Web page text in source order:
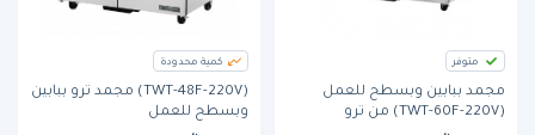
متوفر
مجمد ببابين وبسطح للعمل
(TWT-60F-220V) من ترو
كمية محدودة
(TWT-48F-220V) مجمد ترو ببابين
وبسطح للعمل